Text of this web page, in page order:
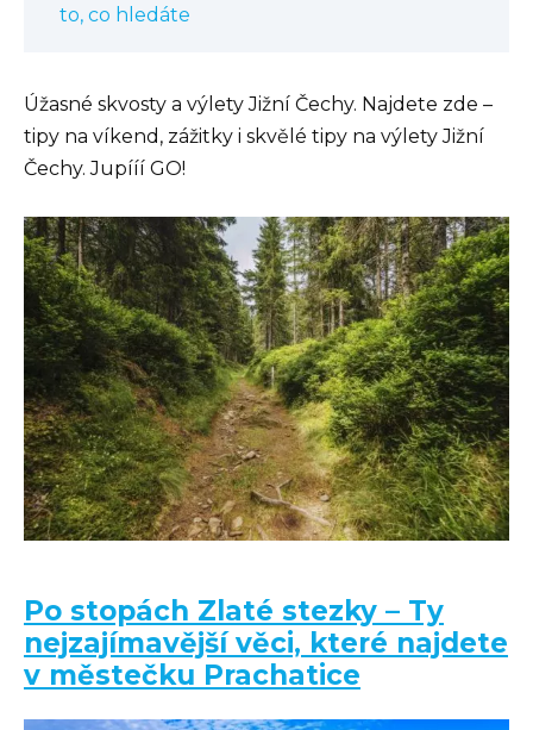
to, co hledáte
Úžasné skvosty a výlety Jižní Čechy. Najdete zde –
tipy na víkend, zážitky i skvělé tipy na výlety Jižní
Čechy. Jupííí GO!
Po stopách Zlaté stezky – Ty
nejzajímavější věci, které najdete
v městečku Prachatice